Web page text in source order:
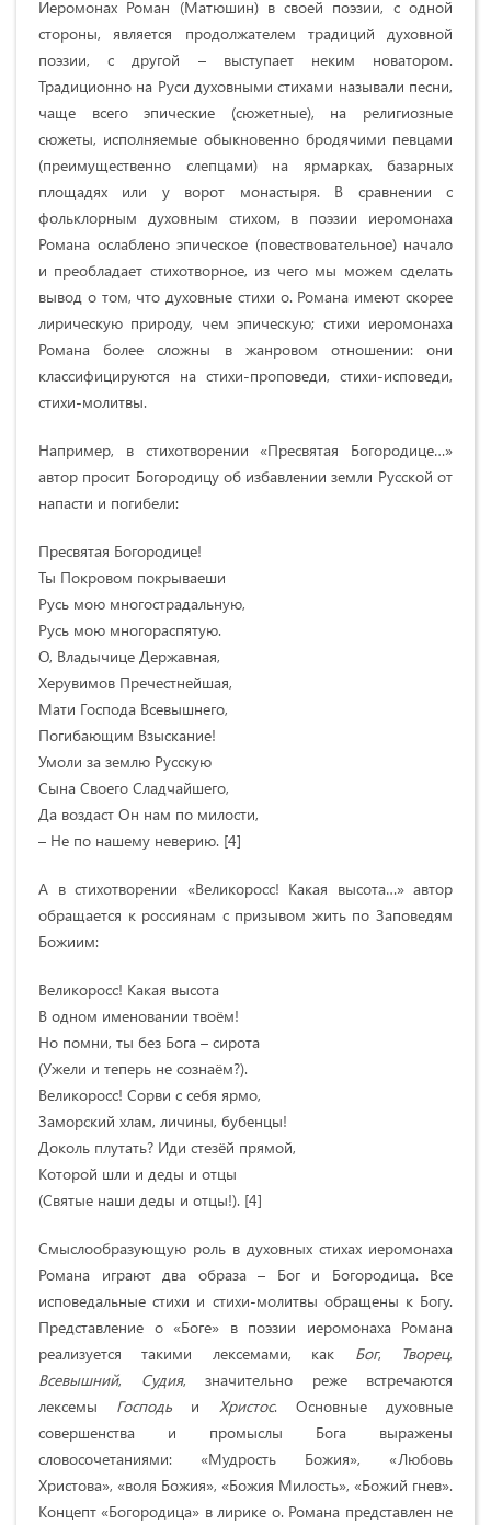
Иеромонах Роман (Матюшин) в своей поэзии, с одной
стороны, является продолжателем традиций духовной
поэзии, с другой – выступает неким новатором.
Традиционно на Руси духовными стихами называли песни,
чаще всего эпические (сюжетные), на религиозные
сюжеты, исполняемые обыкновенно бродячими певцами
(преимущественно слепцами) на ярмарках, базарных
площадях или у ворот монастыря. В сравнении с
фольклорным духовным стихом, в поэзии иеромонаха
Романа ослаблено эпическое (повествовательное) начало
и преобладает стихотворное, из чего мы можем сделать
вывод о том, что духовные стихи о. Романа имеют скорее
лирическую природу, чем эпическую; стихи иеромонаха
Романа более сложны в жанровом отношении: они
классифицируются на стихи-проповеди, стихи-исповеди,
стихи-молитвы.
Например, в стихотворении «Пресвятая Богородице…»
автор просит Богородицу об избавлении земли Русской от
напасти и погибели:
Пресвятая Богородице!
Ты Покровом покрываеши
Русь мою многострадальную,
Русь мою многораспятую.
О, Владычице Державная,
Херувимов Пречестнейшая,
Мати Господа Всевышнего,
Погибающим Взыскание!
Умоли за землю Русскую
Сына Своего Сладчайшего,
Да воздаст Он нам по милости,
– Не по нашему неверию. [4]
А в стихотворении «Великоросс! Какая высота…» автор
обращается к россиянам с призывом жить по Заповедям
Божиим:
Великоросс! Какая высота
В одном именовании твоём!
Но помни, ты без Бога – сирота
(Ужели и теперь не сознаём?).
Великоросс! Сорви с себя ярмо,
Заморский хлам, личины, бубенцы!
Доколь плутать? Иди стезёй прямой,
Которой шли и деды и отцы
(Святые наши деды и отцы!). [4]
Смыслообразующую роль в духовных стихах иеромонаха
Романа играют два образа – Бог и Богородица. Все
исповедальные стихи и стихи-молитвы обращены к Богу.
Представление о «Боге» в поэзии иеромонаха Романа
реализуется такими лексемами, как Бог, Творец,
Всевышний, Судия, значительно реже встречаются
лексемы Господь и Христос. Основные духовные
совершенства и промыслы Бога выражены
словосочетаниями: «Мудрость Божия», «Любовь
Христова», «воля Божия», «Божия Милость», «Божий гнев».
Концепт «Богородица» в лирике о. Романа представлен не